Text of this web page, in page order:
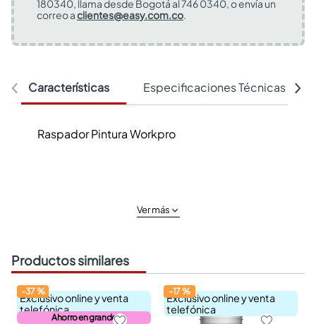
180340, llama desde Bogotá al 746 0340, o envía un
correo aclientes@easy.com.co.
Características Especificaciones Técnicas
Raspador Pintura Workpro
Ver más
Productos similares
Exclusivo online y venta
telefónica
Ahorro en grande
-37%
Exclusivo online y venta
telefónica
-17%